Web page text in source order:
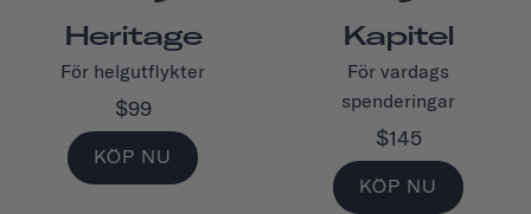
Heritage
För helgutflykter
$99
KÖP NU
Kapitel
För vardags
spenderingar
$145
KÖP NU